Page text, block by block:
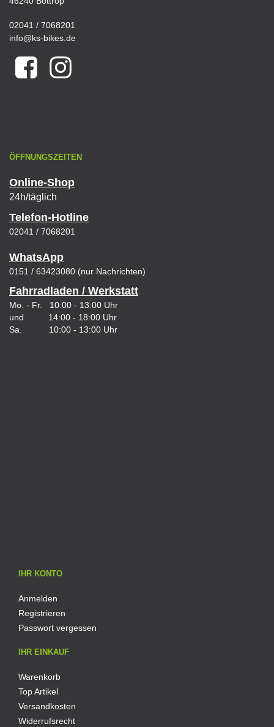
02041 / 7068201
info@ks-bikes.de
ÖFFNUNGSZEITEN
Online-Shop
24h/täglich
Telefon-Hotline
02041 / 7068201
WhatsApp
0151 / 63423080 (nur Nachrichten)
Fahrradladen / Werkstatt
Mo. - Fr. 10:00 - 13:00 Uhr
und 14:00 - 18:00 Uhr
Sa. 10:00 - 13:00 Uhr
IHR KONTO
Anmelden
Registrieren
Passwort vergessen
IHR EINKAUF
Warenkorb
Top Artikel
Versandkosten
Widerrufsrecht